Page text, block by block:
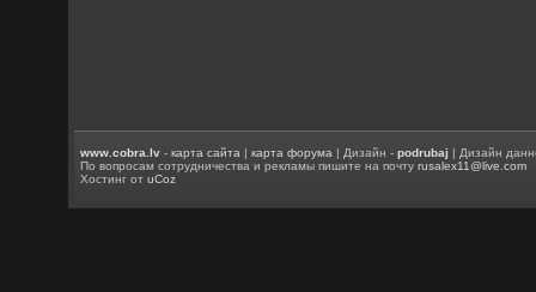
www.cobra.lv -карта сайта |карта форума | Дизайн -podrubaj | Дизайн
По вопросам сотрудничества и рекламы пишите на почтуrusalex11@live.com
Хостинг отuCoz